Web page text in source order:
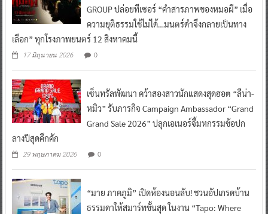
GROUP ปล่อยทีเซอร์ “คำสารภาพของหมอผี” เมื่อ
ความยุติธรรมใช้ไม่ได้…มนตร์ดำจึงกลายเป็นทาง
เลือก” ทุกโรงภาพยนตร์ 12 สิงหาคมนี้
17 มิถุนายน 2026 0
เซ็นทรัลพัฒนา คว้าสองสาวนักแสดงสุดฮอต “ลีน่า-
หมิว” รับภารกิจ Campaign Ambassador “Grand
Grand Sale 2026” ปลุกเอเนอร์จี้มหกรรมช้อปก
ลางปีสุดคึกคัก
29 พฤษภาคม 2026 0
“มาย ภาคภูมิ” เปิดห้องนอนลับ! ชวนอัปเกรดบ้าน
ธรรมดาให้สมาร์ทขั้นสุด ในงาน “Tapo: Where